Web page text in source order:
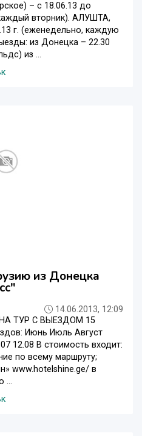
– с 18.06.13 до
вторник). АЛУШТА,
г. (еженедельно, каждую
из Донецка – 22.30
из ...
из Донецка
14.06.2013, 12:09
ТУР С ВЫЕЗДОМ 15
Июнь Июль Август
12.08 В стоимость входит:
по всему маршруту;
www.hotelshine.ge/ в
...